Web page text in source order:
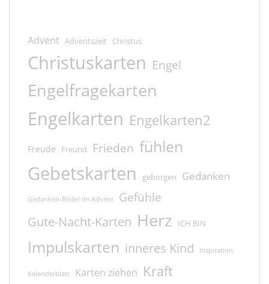
Advent Adventszeit Christus
Christuskarten Engel
Engelfragekarten
Engelkarten Engelkarten2
Freude Freund Frieden fühlen
Gebetskarten geborgen Gedanken
Gedanken-Bilder im Advent Gefühle
Gute-Nacht-Karten Herz ICH BIN
Impulskarten inneres Kind Inspiration
Kalenderblatt Karten ziehen Kraft